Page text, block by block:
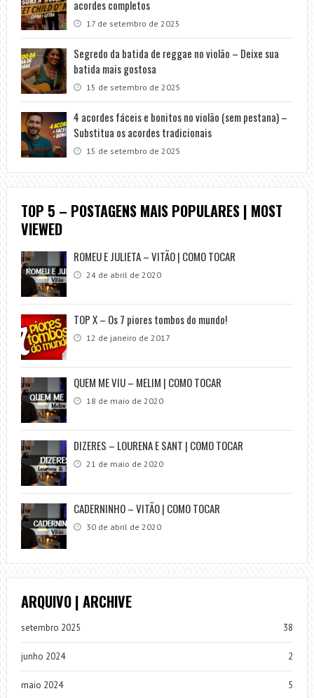
acordes completos
17 de setembro de 2025
Segredo da batida de reggae no violão – Deixe sua
batida mais gostosa
15 de setembro de 2025
4 acordes fáceis e bonitos no violão (sem pestana) –
Substitua os acordes tradicionais
15 de setembro de 2025
TOP 5 – POSTAGENS MAIS POPULARES | MOST
VIEWED
ROMEU E JULIETA – VITÃO | COMO TOCAR
24 de abril de 2020
TOP X – Os 7 piores tombos do mundo!
12 de janeiro de 2017
QUEM ME VIU – MELIM | COMO TOCAR
18 de maio de 2020
DIZERES – LOURENA E SANT | COMO TOCAR
21 de maio de 2020
CADERNINHO – VITÃO | COMO TOCAR
30 de abril de 2020
ARQUIVO | ARCHIVE
setembro 2025 38
junho 2024 2
maio 2024 5